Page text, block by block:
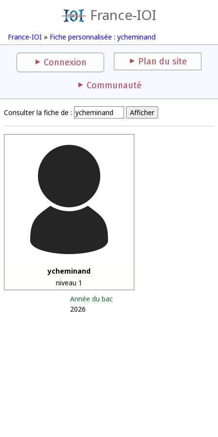
France-IOI
France-IOI » Fiche personnalisée : ycheminand
Connexion Plan du site
Communauté
Consulter la fiche de :
ycheminand
niveau 1
Année du bac
2026